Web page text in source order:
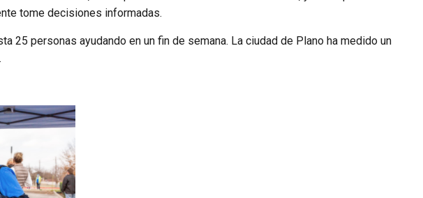
tome decisiones informadas.
personas ayudando en un fin de semana. La ciudad de Plano ha medido un